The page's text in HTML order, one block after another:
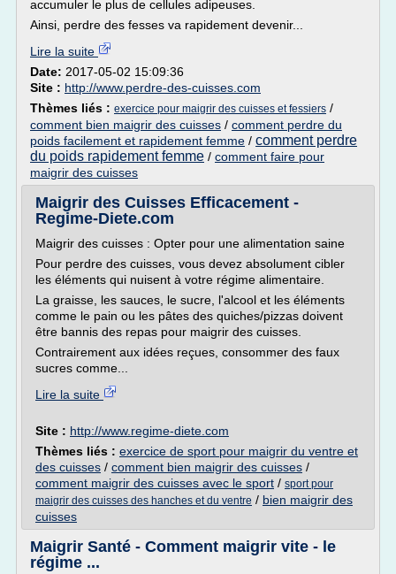
accumuler le plus de cellules adipeuses.
Ainsi, perdre des fesses va rapidement devenir...
Lire la suite
Date: 2017-05-02 15:09:36
Site : http://www.perdre-des-cuisses.com
Thèmes liés : exercice pour maigrir des cuisses et fessiers /
comment bien maigrir des cuisses / comment perdre du
poids facilement et rapidement femme / comment perdre
du poids rapidement femme / comment faire pour
maigrir des cuisses
Maigrir des Cuisses Efficacement -
Regime-Diete.com
Maigrir des cuisses : Opter pour une alimentation saine
Pour perdre des cuisses, vous devez absolument cibler
les éléments qui nuisent à votre régime alimentaire.
La graisse, les sauces, le sucre, l'alcool et les éléments
comme le pain ou les pâtes des quiches/pizzas doivent
être bannis des repas pour maigrir des cuisses.
Contrairement aux idées reçues, consommer des faux
sucres comme...
Lire la suite
Site : http://www.regime-diete.com
Thèmes liés : exercice de sport pour maigrir du ventre et
des cuisses / comment bien maigrir des cuisses /
comment maigrir des cuisses avec le sport / sport pour
maigrir des cuisses des hanches et du ventre / bien maigrir des
cuisses
Maigrir Santé - Comment maigrir vite - le
régime ...